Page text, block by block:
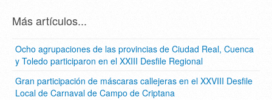
Más artículos...
Ocho agrupaciones de las provincias de Ciudad Real, Cuenca
y Toledo participaron en el XXIII Desfile Regional
Gran participación de máscaras callejeras en el XXVIII Desfile
Local de Carnaval de Campo de Criptana